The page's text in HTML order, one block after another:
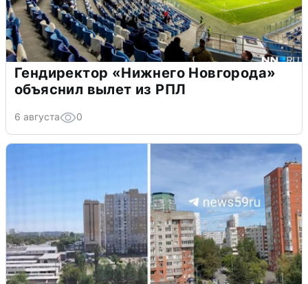
Гендиректор «Нижнего Новгорода»
объяснил вылет из РПЛ
6 августа 0